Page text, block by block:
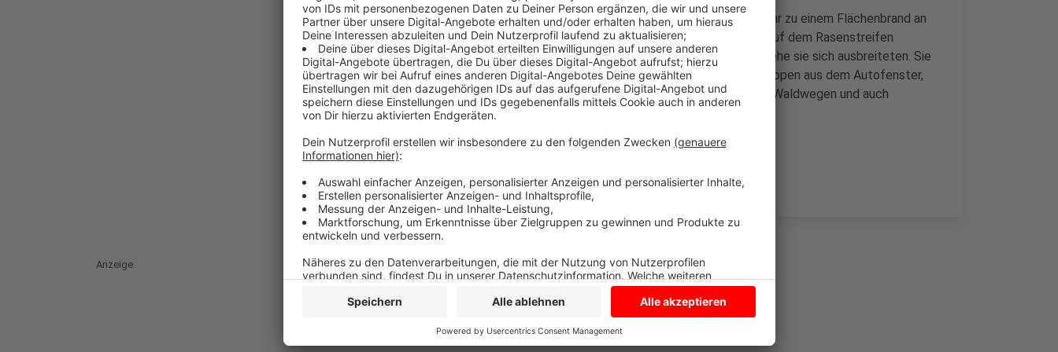
Die Brandgefahr ist groß. Am Abend musste die Olfener Feuerwehr zu einem Flächenbrand an
der B 236, das ist die Selmer Straße ausrücken. An zwei Stellen auf dem Rasenstreifen
brannte es. Die Feuerwehrleute löschten die Brände rechtzeitig, ehe sie sich ausbreiteten. Sie
warnen nochmals heute Morgen: Werfen Sie keine glimmenden Kippen aus dem Autofenster,
parken Sie möglichst nicht mit heißem Katalysator auf Feld- und Waldwegen und auch
Scherben wirken in der Sonne wie Brenngläser.
Anzeige
Anzeige